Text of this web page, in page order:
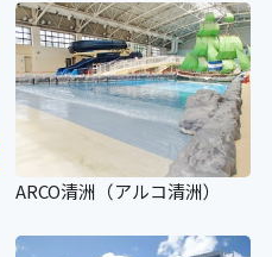
ARCO清洲（アルコ清洲）